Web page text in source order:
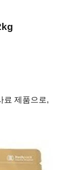
료 제품으로,